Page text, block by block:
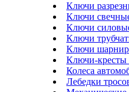
Ключи
Ключи
Ключи
Ключи
Ключи
Ключи-кресты
Колеса
Лебедки